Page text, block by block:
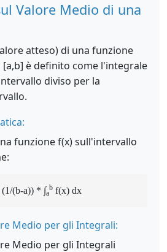
Valore Medio di una
atteso) di una funzione
è definito come l'integrale
diviso per la
funzione f(x) sull'intervallo
(b-a)) * ∫a
bf(x) dx
Medio per gli Integrali:
Medio per gli Integrali